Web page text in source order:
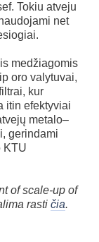
Tokiu atveju
net
medžiagomis
oro valytuvai,
kur
itin efektyviai
metalo–
gerindami
KTU
of scale-up of
rasti čia.